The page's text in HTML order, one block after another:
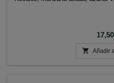
 Añadir